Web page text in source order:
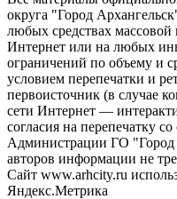
округа "Город
любых средствах
Интернет или на любых
ограничений по объему и
условием перепечатки и
первоисточник (в случае
сети Интернет —
согласия на перепечатку
Администрации ГО "Город
авторов информации не
Сайт www.arhcity.ru
Яндекс.Метрика